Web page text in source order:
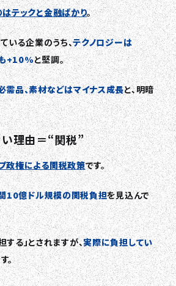
テックと金融ばかり。
いる企業のうち、テクノロジーは
+10%と堅調。
需品、素材などはマイナス成長と、明暗
理由＝“関税”
政権による関税政策です。
10億ドル規模の関税負担を見込んで
る」とされますが、実際に負担してい
。